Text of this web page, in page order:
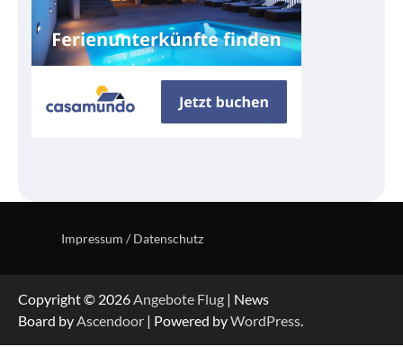
Impressum / Datenschutz
Copyright © 2026Angebote Flug | News
Board byAscendoor | Powered byWordPress.